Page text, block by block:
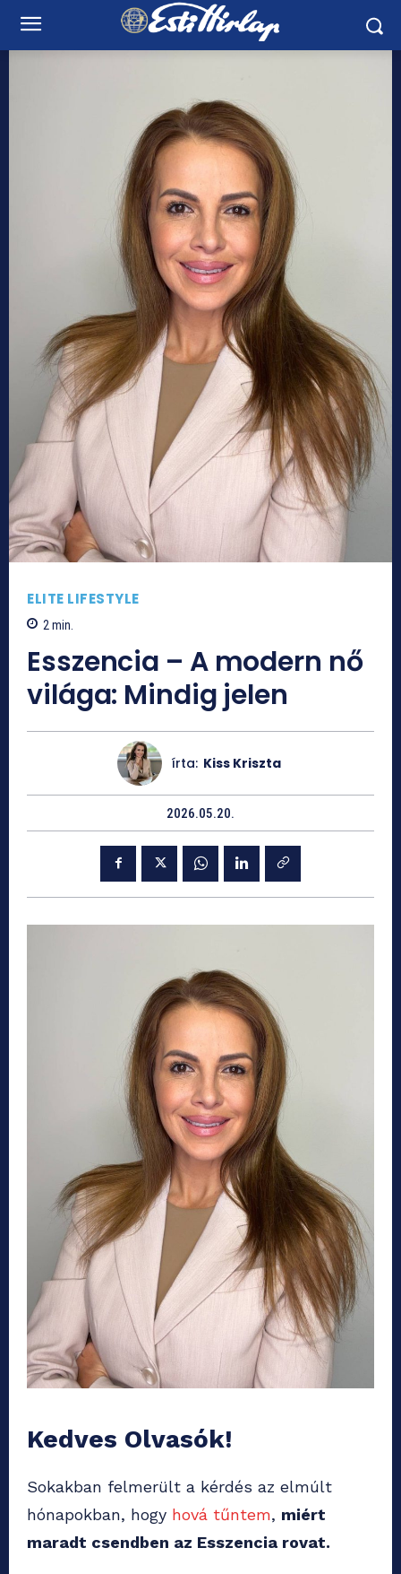
ELITE LIFESTYLE
2 min.
Esszencia – A modern nő
világa: Mindig jelen
írta: Kiss Kriszta
2026.05.20.
Kedves Olvasók!
Sokakban felmerült a kérdés az elmúlt
hónapokban, hogy hová tűntem, miért
maradt csendben az Esszencia rovat.